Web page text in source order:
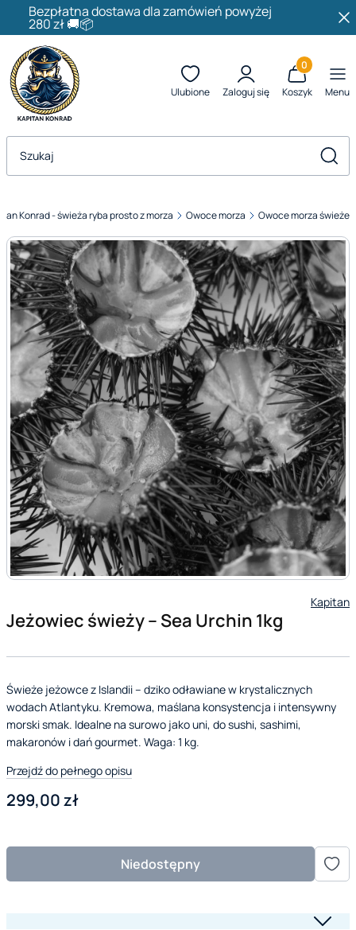
Bezpłatna dostawa dla zamówień powyżej
280 zł 🚚📦
Ulubione Zaloguj się
Produkty w
Koszyk Menu
Otwórz wyszukiwarkę
Konrad - świeża ryba prosto z morza Owoce morza Owoce morza świeże
Kapitan
Jeżowiec świeży – Sea Urchin 1kg
Świeże jeżowce z Islandii – dziko odławiane w krystalicznych
wodach Atlantyku. Kremowa, maślana konsystencja i intensywny
morski smak. Idealne na surowo jako uni, do sushi, sashimi,
makaronów i dań gourmet. Waga: 1 kg.
Przejdź do pełnego opisu
Cena
299,00 zł
Niedostępny